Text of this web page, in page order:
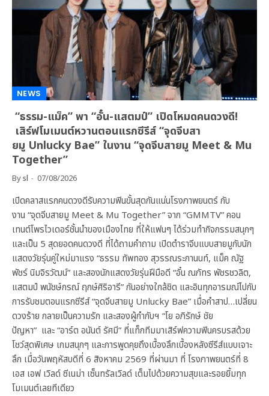
NEWS
“ธรรม-แม็ค” พา “อั๋น-แสตมป์” เปิดโหมดคนดวงดี!
เสิร์ฟโมเมนต์หวานตอนแรกซีรีส์ “จุดจีบสา
ยมู Unlucky Bae” ในงาน “จุดจีบสายมู Meet & Mu
Together”
Bysl 07/08/2026
เปิดคลาสแรกคนดวงดีรับความฟินขั้นสุดกันแน่นโรงภาพยนตร์ กับ
งาน “จุดจีบสายมู Meet & Mu Together” จาก “GMMTV” คอน
เทนต์โพรไวเดอร์ชั้นนำของเมืองไทย ที่ให้แฟนๆ ได้ร่วมทำกิจกรรมสนุกๆ
และเป็น 5 สุดยอดคนดวงดี ที่ได้ถามคำถาม เปิดตำราจีบแบบสายมูกับนัก
แสดงวัยรุ่นคู่ใหม่มาแรง “ธรรม ทัพทอง สุวรรณระกานนท์, แม็ค ณัฐ
พัชร์ นิมจิรวัฒน์” และสองนักแสดงวัยรุ่นฝีมือดี “อั๋น ณภัทร พัชรชวลิต,
แสตมป์ พนัชษ์กรณ์ ฤกษ์ศิริอารี” กันอย่างใกล้ชิด และอินทุกอารมณ์ไปกับ
การรับชมตอนแรกซีรีส์ “จุดจีบสายมู Unlucky Bae” เมื่อคำสาป…เปลี่ยน
ดวงร้าย กลายเป็นความรัก และสองผู้กำกับฯ “โย อภิรักษ์ ชัย
ปัญหา” และ “อาร์ต อนันต์ รัศมี” ที่แท็กทีมมาเสิร์ฟความฟินครบรสด้วย
โชว์สุดพิเศษ เกมสนุกๆ และการพูดคุยถึงเบื้องลึกเบื้องหลังซีรีส์แบบเจาะ
ลึก เมื่อวันพฤหัสบดีที่ 6 สิงหาคม 2569 ที่ผ่านมา ที่ โรงภาพยนตร์ที่ 8
เอส เอฟ เวิลด์ ซีเนม่า เซ็นทรัลเวิลด์ เต็มไปด้วยความสุขและรอยยิ้มทุก
โมเมนต์เลยทีเดียว